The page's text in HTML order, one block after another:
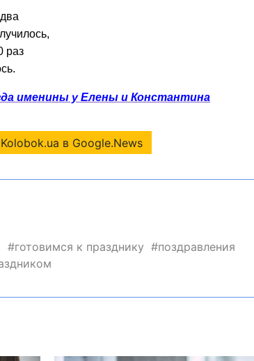
раз
именины у Елены и Константина
в Google.News
готовимся к празднику
поздравления